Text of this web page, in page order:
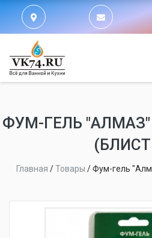
ФУМ-ГЕЛЬ
Главная /Товары /Фум-гель